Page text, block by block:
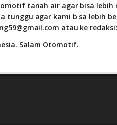
tanah air agar bisa lebih
tunggu agar kami bisa lebih
atau ke
Salam Otomotif.